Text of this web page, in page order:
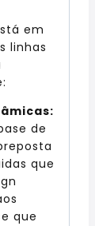
em
linhas
de
que
que